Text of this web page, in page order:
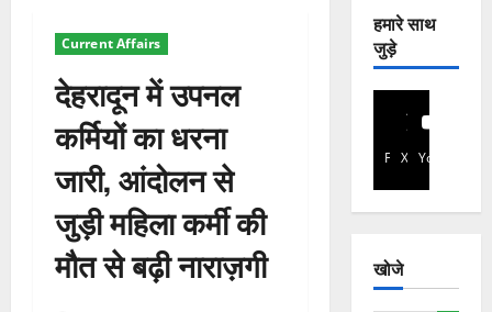
Current Affairs
देहरादून में उपनल
कर्मियों का धरना
जारी, आंदोलन से
जुड़ी महिला कर्मी की
मौत से बढ़ी नाराज़गी
हमारे साथ
जुड़े
Facebook
X YouTube
खोजे